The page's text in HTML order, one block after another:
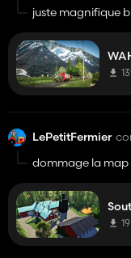
juste magnifique
comprenne rien :)
LePetitFermier
dommage la map